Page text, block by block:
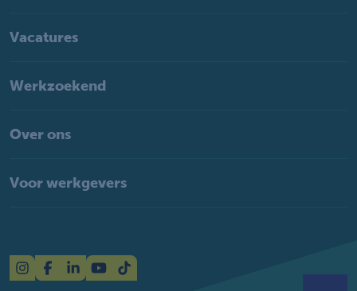
Vacatures
Werkzoekend
Over ons
Voor werkgevers